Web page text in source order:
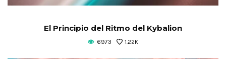
El Principio del Ritmo del Kybalion
6973 1.22K